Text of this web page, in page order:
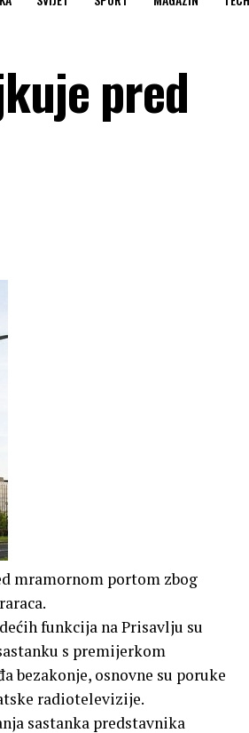
pred
mramornom portom zbog
funkcija na Prisavlju su
s premijerkom
bezakonje, osnovne su poruke
radiotelevizije.
sastanka predstavnika